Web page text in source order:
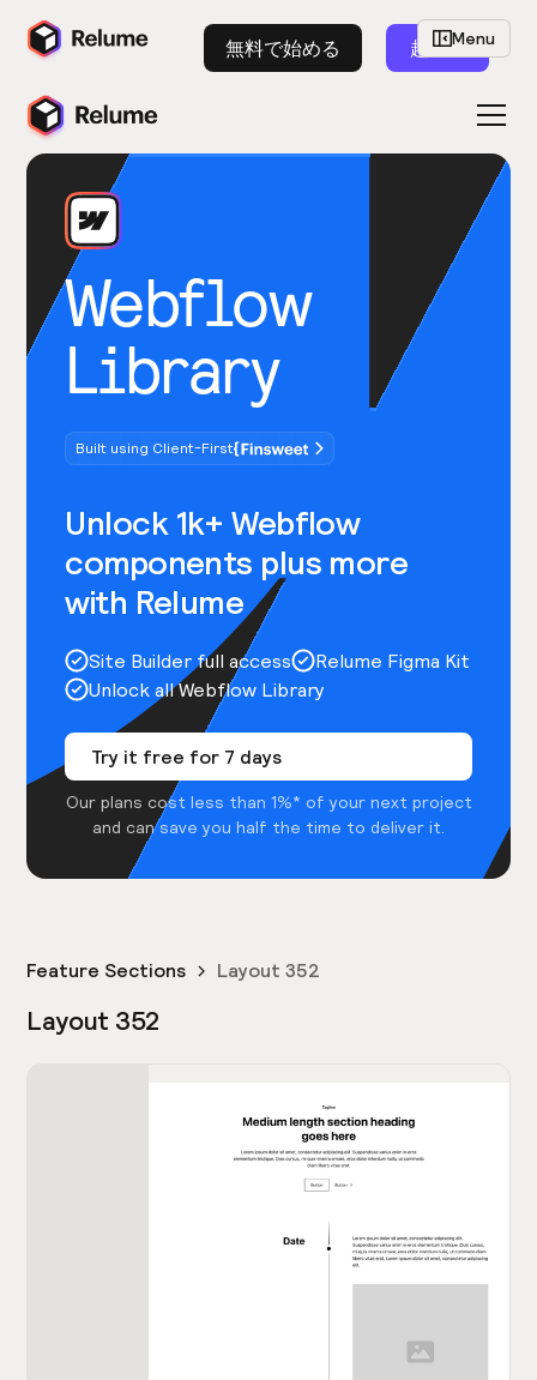
無料で始める 起動
Webflow
Library
Built using Client-First
Unlock 1k+ Webflow
components plus more
with Relume
Site Builder full access
Relume Figma Kit
Unlock all Webflow Library
Try it free for 7 days
Our plans cost less than 1%* of your next project
and can save you half the time to deliver it.
Menu
Feature Sections Layout 352
Layout 352